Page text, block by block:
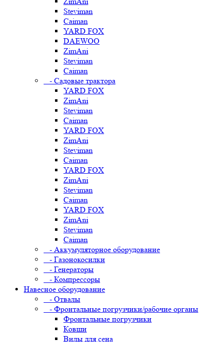
Steviman
Caiman
YARD FOX
DAEWOO
ZimAni
Steviman
Caiman
- Садовые трактора
YARD FOX
ZimAni
Steviman
Caiman
YARD FOX
ZimAni
Steviman
Caiman
YARD FOX
ZimAni
Steviman
Caiman
YARD FOX
ZimAni
Steviman
Caiman
- Аккумуляторное оборудование
- Газонокосилки
- Генераторы
- Компрессоры
Навесное оборудование
- Отвалы
- Фронтальные погрузчики/рабочие органы
Фронтальные погрузчики
Ковши
Вилы для сена